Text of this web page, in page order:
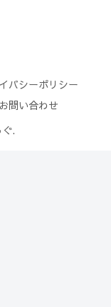
バシーポリシー
お問い合わせ
.